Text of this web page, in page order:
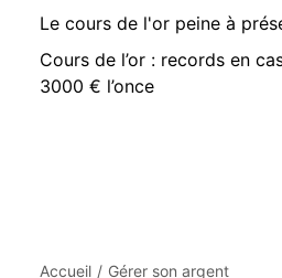
Le cours de l'or peine à
Cours de l’or : records en
3000 € l’once
Accueil
Gérer son argent